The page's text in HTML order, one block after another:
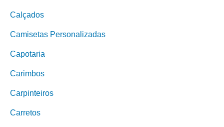
Calçados
Camisetas Personalizadas
Capotaria
Carimbos
Carpinteiros
Carretos